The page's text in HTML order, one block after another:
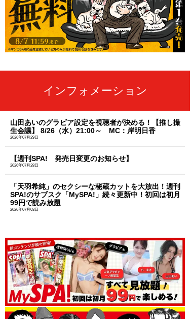
インフォメーション
山田あいのグラビア設定を視聴者が決める！【推し撮
生会議】 8/26（水）21:00～ MC：岸明日香
2026年07月29日
【週刊SPA! 発売日変更のお知らせ】
2026年07月28日
「天羽希純」のセクシーな秘蔵カットを大放出！週刊
SPA!のサブスク「MySPA!」続々更新中！初回は初月
99円で読み放題
2026年07月03日